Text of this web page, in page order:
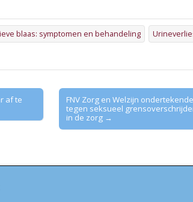
blaas: symptomen en behandeling
af te
FNV Zorg en Welzijn
tegen seksueel
in de zorg →